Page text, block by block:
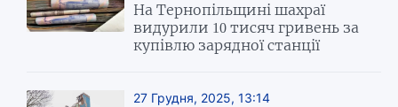
На Тернопільщині шахраї
видурили 10 тисяч гривень за
купівлю зарядної станції
27 Грудня, 2025, 13:14